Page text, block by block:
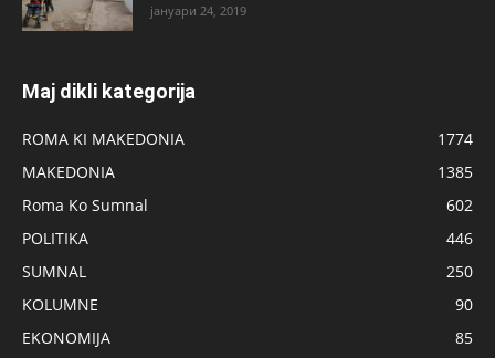
јануари 24, 2019
Maj dikli kategorija
ROMA KI MAKEDONIA
1774
MAKEDONIA
1385
Roma Ko Sumnal
602
POLITIKA
446
SUMNAL
250
KOLUMNE
90
EKONOMIJA
85